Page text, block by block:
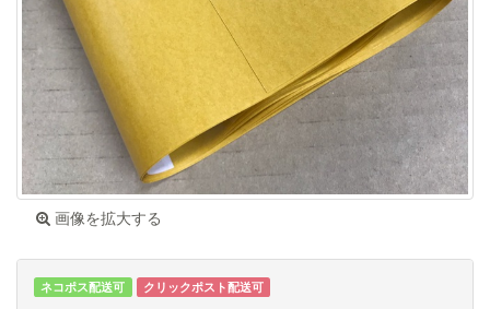
画像を拡大する
ネコポス配送可 クリックポスト配送可